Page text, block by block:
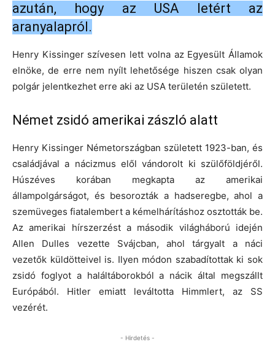
azután, hogy az USA letért az
aranyalapról.
Henry Kissinger szívesen lett volna az Egyesült Államok
elnöke, de erre nem nyílt lehetősége hiszen csak olyan
polgár jelentkezhet erre aki az USA területén született.
Német zsidó amerikai zászló alatt
Henry Kissinger Németországban született 1923-ban, és
családjával a nácizmus elől vándorolt ki szülőföldjéről.
Húszéves korában megkapta az amerikai
állampolgárságot, és besorozták a hadseregbe, ahol a
szemüveges fiatalembert a kémelhárításhoz osztották be.
Az amerikai hírszerzést a második világháború idején
Allen Dulles vezette Svájcban, ahol tárgyalt a náci
vezetők küldötteivel is. Ilyen módon szabadítottak ki sok
zsidó foglyot a haláltáborokból a nácik által megszállt
Európából. Hitler emiatt leváltotta Himmlert, az SS
vezérét.
- Hirdetés -